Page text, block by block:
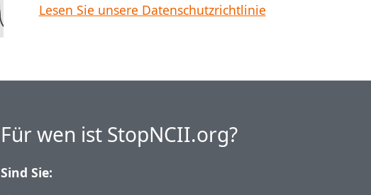
Lesen Sie unsere Datenschutzrichtlinie
Für wen ist StopNCII.org?
Sind Sie: